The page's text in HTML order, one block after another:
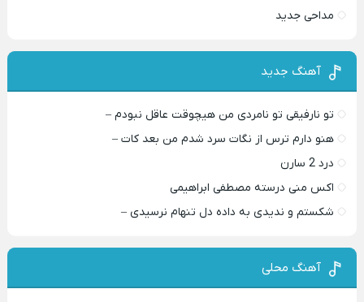
مداحی جدید
آهنگ جدید
تو نارفیقی تو نامردی من هیچوقت عاقل نبودم –
هنو دارم ترس از نگات سرد شدم من بعد کات –
درد 2 سارن
اکس منی درسته مصطفی ابراهیمی
شکستم و ندیدی به داده دل تنهام نرسیدی –
آهنگ محلی